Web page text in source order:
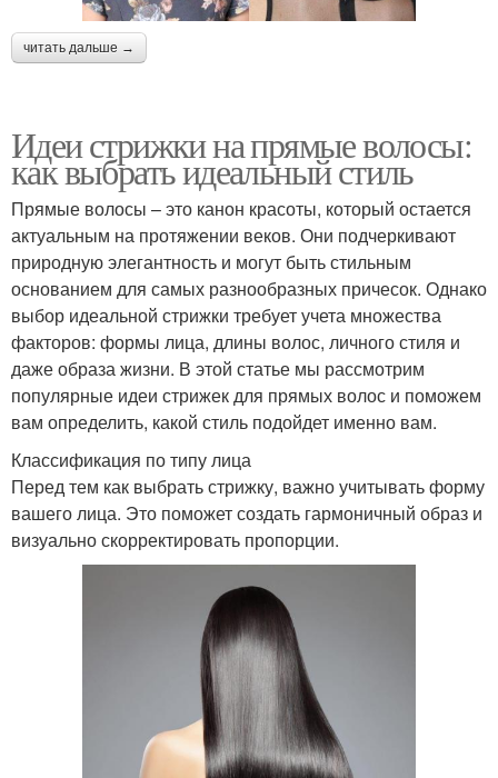
читать дальше →
Идеи стрижки на прямые волосы:
как выбрать идеальный стиль
Прямые волосы – это канон красоты, который остается
актуальным на протяжении веков. Они подчеркивают
природную элегантность и могут быть стильным
основанием для самых разнообразных причесок. Однако
выбор идеальной стрижки требует учета множества
факторов: формы лица, длины волос, личного стиля и
даже образа жизни. В этой статье мы рассмотрим
популярные идеи стрижек для прямых волос и поможем
вам определить, какой стиль подойдет именно вам.
Классификация по типу лица
Перед тем как выбрать стрижку, важно учитывать форму
вашего лица. Это поможет создать гармоничный образ и
визуально скорректировать пропорции.